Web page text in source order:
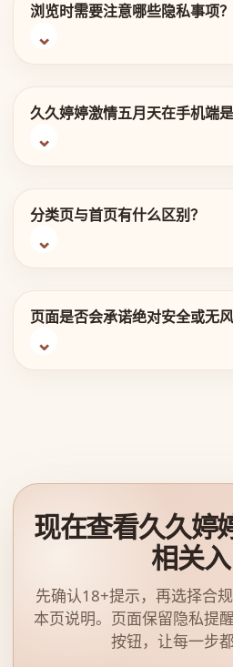
浏览时需要注意哪些隐私事项？
久久婷婷激情五月天在手机端是
分类页与首页有什么区别？
页面是否会承诺绝对安全或无风
现在查看久久婷
相关
先确认18+提示，再选择合
本页说明。页面保留隐私提
按钮，让每一步都